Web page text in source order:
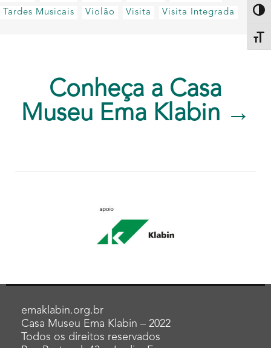
Tardes Musicais
Violão Visita Visita Integrada
Conheça a Casa
Museu Ema Klabin →
emaklabin.org.br
Casa Museu Ema Klabin – 2022
Todos os direitos reservados